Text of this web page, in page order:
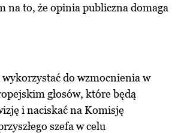
na to, że opinia publiczna domaga
do wzmocnienia w
głosów, które będą
i naciskać na Komisję
szefa w celu